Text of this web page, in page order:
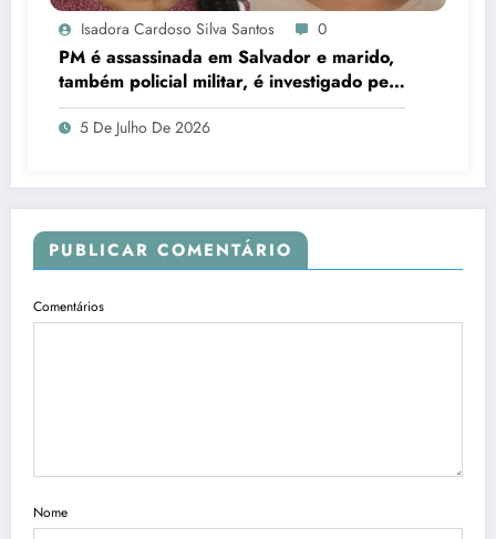
Isadora Cardoso Silva Santos 0
PM é assassinada em Salvador e marido,
também policial militar, é investigado pelo
crime
5 De Julho De 2026
PUBLICAR COMENTÁRIO
Comentários
Nome